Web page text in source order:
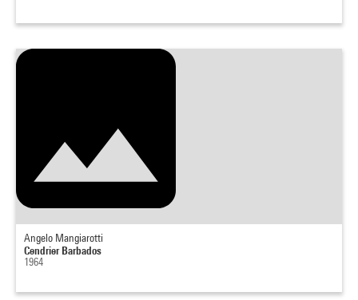
Angelo Mangiarotti
Cendrier Barbados
1964